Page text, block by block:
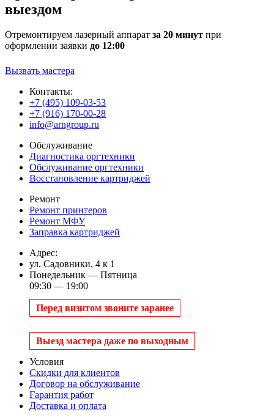
выездом
Отремонтируем лазерный аппарат за 20 минут при
оформлении заявки до 12:00
Вызвать мастера
Контакты:
+7 (495) 109-03-53
+7 (916) 170-00-28
info@arngroup.ru
Обслуживание
Диагностика оргтехники
Обслуживание оргтехники
Восстановление картриджей
Ремонт
Ремонт принтеров
Ремонт МФУ
Заправка картриджей
Адрес:
ул. Садовники, 4 к 1
Понедельник — Пятница
09:30 — 19:00
Перед визитом звоните заранее
Выезд мастера даже по выходным
Условия
Скидки для клиентов
Договор на обслуживание
Гарантия работ
Доставка и оплата